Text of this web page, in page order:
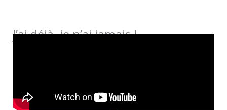
J’ai déjà, je n’ai jamais !